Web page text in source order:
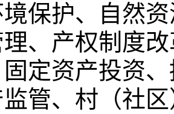
保护、自然
、产权制度
定资产投资
管、村（社